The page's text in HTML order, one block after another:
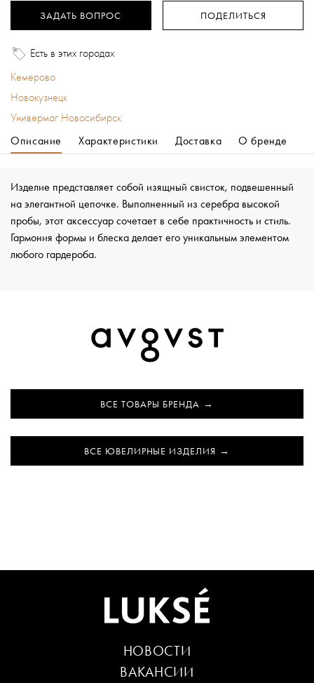
ЗАДАТЬ ВОПРОС ПОДЕЛИТЬСЯ
Есть в этих городах
Кемерово
Новокузнецк
Универмаг Новосибирск
Описание
Характеристики Доставка О бренде
Изделие представляет собой изящный свисток, подвешенный
на элегантной цепочке. Выполненный из серебра высокой
пробы, этот аксессуар сочетает в себе практичность и стиль.
Гармония формы и блеска делает его уникальным элементом
любого гардероба.
ВСЕ ТОВАРЫ БРЕНДА
ВСЕ ЮВЕЛИРНЫЕ ИЗДЕЛИЯ
НОВОСТИ
ВАКАНСИИ